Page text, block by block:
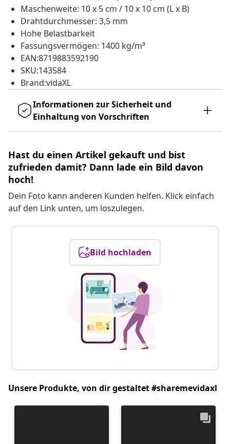
Maschenweite: 10 x 5 cm / 10 x 10 cm (L x B)
Drahtdurchmesser: 3,5 mm
Hohe Belastbarkeit
Fassungsvermögen: 1400 kg/m³
EAN:8719883592190
SKU:143584
Brand:vidaXL
Informationen zur Sicherheit und
Einhaltung von Vorschriften
Hast du einen Artikel gekauft und bist
zufrieden damit? Dann lade ein Bild davon
hoch!
Dein Foto kann anderen Kunden helfen. Klick einfach
auf den Link unten, um loszulegen.
Bild hochladen
Unsere Produkte, von dir gestaltet #sharemevidaxl